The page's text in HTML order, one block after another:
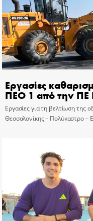
Εργασίες
ΠΕΟ 1 από την ΠΕ
Εργασίες για τη βελτίωση της
Θεσσαλονίκης – Πολύκαστρο –